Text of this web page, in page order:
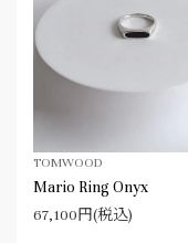
TOMWOOD
Mario Ring Onyx
67,100円(税込)